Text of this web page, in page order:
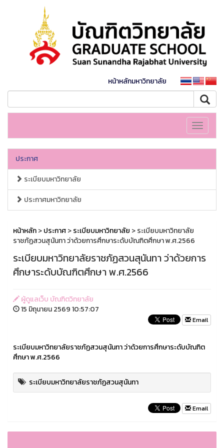
หน้าหลักมหาวิทยาลัย
Toggle
ประกาศ
ระเบียบมหาวิทยาลัย
ประกาศมหาวิทยาลัย
หน้าหลัก>ประกาศ>ระเบียบมหาวิทยาลัย > ระเบียบมหาวิทยาลัย
ราชภัฏสวนสุนันทา ว่าด้วยการศึกษาระดับบัณฑิตศึกษา พ.ศ.2566
ระเบียบมหาวิทยาลัยราชภัฏสวนสุนันทา ว่าด้วยการ
ศึกษาระดับบัณฑิตศึกษา พ.ศ.2566
ผู้ดูแลเว็บ บัณฑิตวิทยาลัย
15 มิถุนายน 2569 10:57:07
Email
ระเบียบมหาวิทยาลัยราชภัฏสวนสุนันทา ว่าด้วยการศึกษาระดับบัณฑิต
ศึกษา พ.ศ.2566
ระเบียบมหาวิทยาลัยราชภัฏสวนสุนันทา
Email